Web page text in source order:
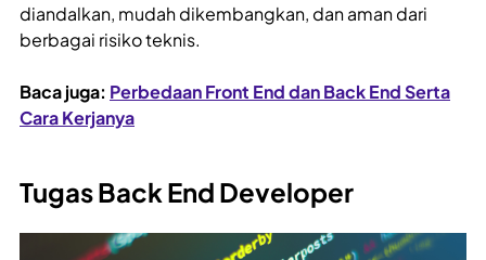
diandalkan, mudah dikembangkan, dan aman dari
berbagai risiko teknis.
Baca juga: Perbedaan Front End dan Back End Serta
Cara Kerjanya
Tugas Back End Developer